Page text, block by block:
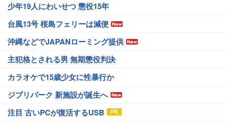
少年19人にわいせつ 懲役15年
台風13号 桜島フェリーは減便
沖縄などでJAPANローミング提供
主犯格とされる男 無期懲役判決
カラオケで15歳少女に性暴行か
ジブリパーク 新施設が誕生へ
注目 古いPCが復活するUSB